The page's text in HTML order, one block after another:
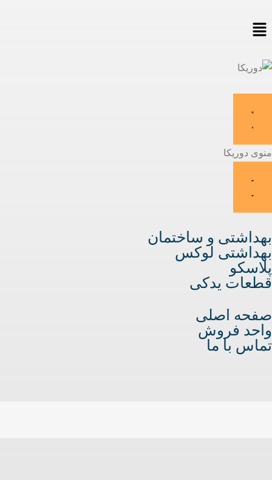
منوی دوریکا
بهداشتی و ساختمان
بهداشتی لوکس
پلاسکو
قطعات یدکی
صفحه اصلی
واحد فروش
تماس با ما